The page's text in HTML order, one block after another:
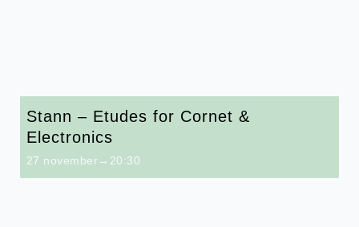
Stann – Etudes for Cornet &
Electronics
27 november→20:30